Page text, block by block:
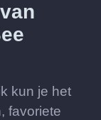
kun je het
favoriete